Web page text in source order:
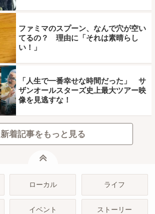
ファミマのスプーン、なんで穴が空い
てるの？ 理由に「それは素晴らし
い！」
「人生で一番幸せな時間だった」 サ
ザンオールスターズ史上最大ツアー映
像を見逃すな！
新着記事をもっと見る
ローカル ライフ
イベント ストーリー